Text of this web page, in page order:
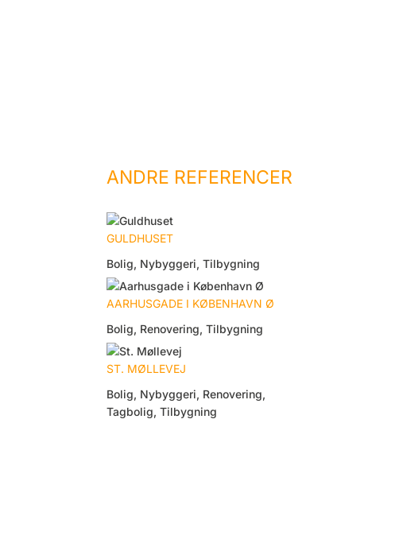
ANDRE REFERENCER
GULDHUSET
Bolig, Nybyggeri,Tilbygning
AARHUSGADE I KØBENHAVN Ø
Bolig, Renovering,Tilbygning
ST. MØLLEVEJ
Bolig, Nybyggeri, Renovering,
Tagbolig,Tilbygning